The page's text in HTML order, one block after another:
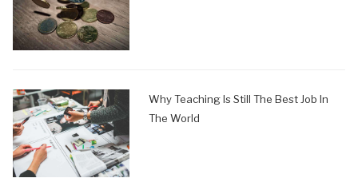
Why Teaching Is Still The Best Job In
The World